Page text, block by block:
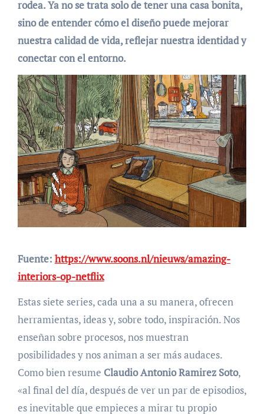
rodea. Ya no se trata solo de tener una casa bonita,
sino de entender cómo el diseño puede mejorar
nuestra calidad de vida, reflejar nuestra identidad y
conectar con el entorno.
Fuente: https://www.soons.nl/nieuws/amazing-
interiors-op-netflix
Estas siete series, cada una a su manera, ofrecen
herramientas, ideas y, sobre todo, inspiración. Nos
enseñan sobre procesos, nos muestran
posibilidades y nos animan a ser más audaces.
Como bien resume Claudio Antonio Ramirez Soto,
«al final del día, después de ver un par de episodios,
es inevitable que empieces a mirar tu propio